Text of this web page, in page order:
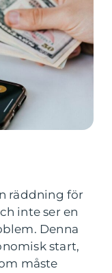
räddning för
inte ser en
Denna
start,
måste